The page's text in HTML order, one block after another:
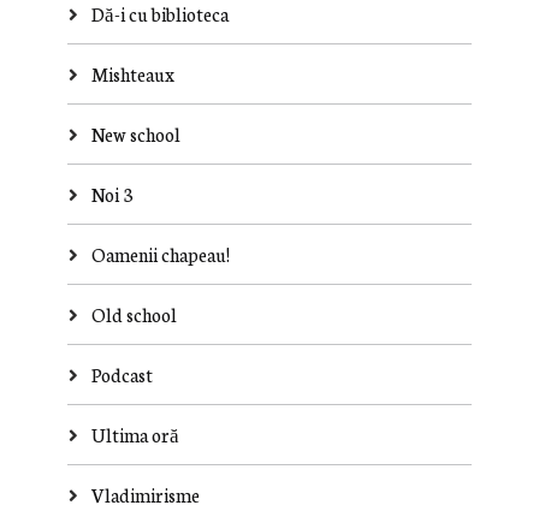
Dă-i cu biblioteca
Mishteaux
New school
Noi 3
Oamenii chapeau!
Old school
Podcast
Ultima oră
Vladimirisme